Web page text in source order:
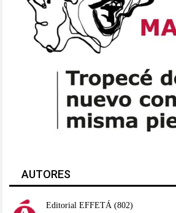
AUTORES
Editorial EFFETÁ(802)